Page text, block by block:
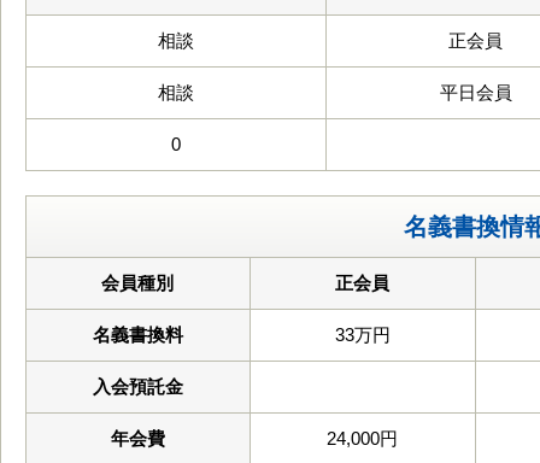
相談 正会員
相談 平日会員
0
名義書換情
会員種別 正会員
名義書換料 33万円
入会預託金
年会費 24,000円